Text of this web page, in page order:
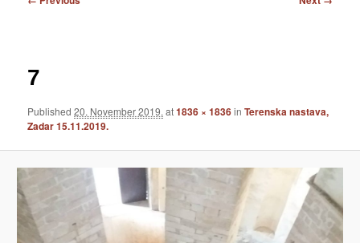
7
Published20. November 2019. at1836 × 1836inTerenska nastava,
Zadar 15.11.2019.